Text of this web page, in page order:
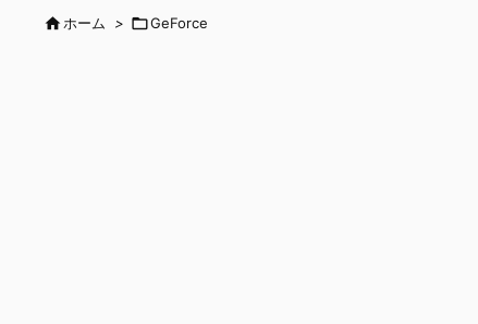
ホーム > GeForce